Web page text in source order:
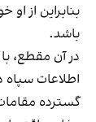
بنابراین از
باشد.
در آن مقطع،
اطلاعات
گسترده